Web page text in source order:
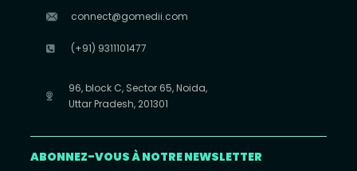
connect@gomedii.com
(+91) 9311101477
96, block C, Sector 65, Noida,
Uttar Pradesh, 201301
ABONNEZ-VOUS À NOTRE NEWSLETTER